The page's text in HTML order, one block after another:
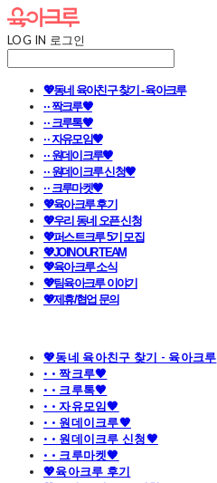
LOG IN 로그인
💖동네 육아친구 찾기 - 육아크루
· · 짝크루🧡
· · 크루톡🧡
· · 자유모임🧡
· · 원데이크루🧡
· · 원데이크루 신청🧡
· · 크루마켓🧡
💖육아크루 후기
💖우리 동네 오픈 신청
💖퍼스트크루 5기 모집
💖JOIN OUR TEAM
💖육아크루 소식
💖팀육아크루 이야기
💖제휴/협업 문의
💖동네 육아친구 찾기 - 육아크루
· · 짝크루🧡
· · 크루톡🧡
· · 자유모임🧡
· · 원데이크루🧡
· · 원데이크루 신청🧡
· · 크루마켓🧡
💖육아크루 후기